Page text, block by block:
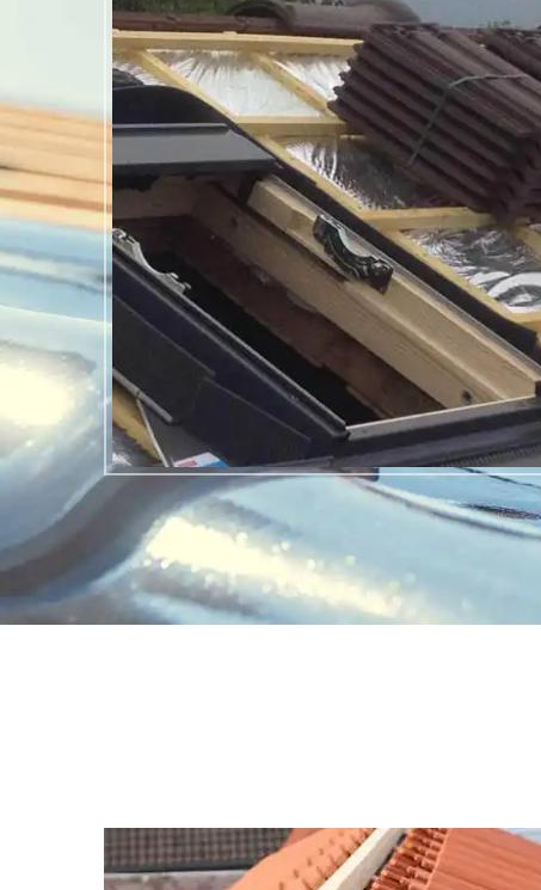
à Sucy-en-Brie ? Demandez le couvreur
et de toiture à Sucy-en-Brie 94370, notre entreprise Laurot Mario
porteur de projet un couvreur pour tooiture. Chacun de nos
de différentes formes (inclinée, arrondie, plate ou de forme
tous matériaux. Nos couvreurs assurent l’installation partielle ou
de couvreurs compétents pour faire le nettoyage et démoussage de
gouttière. Les réparations sont faites par nos couvreurs réparateurs :
de toiture, réparation du scellement de faitage et faitière.